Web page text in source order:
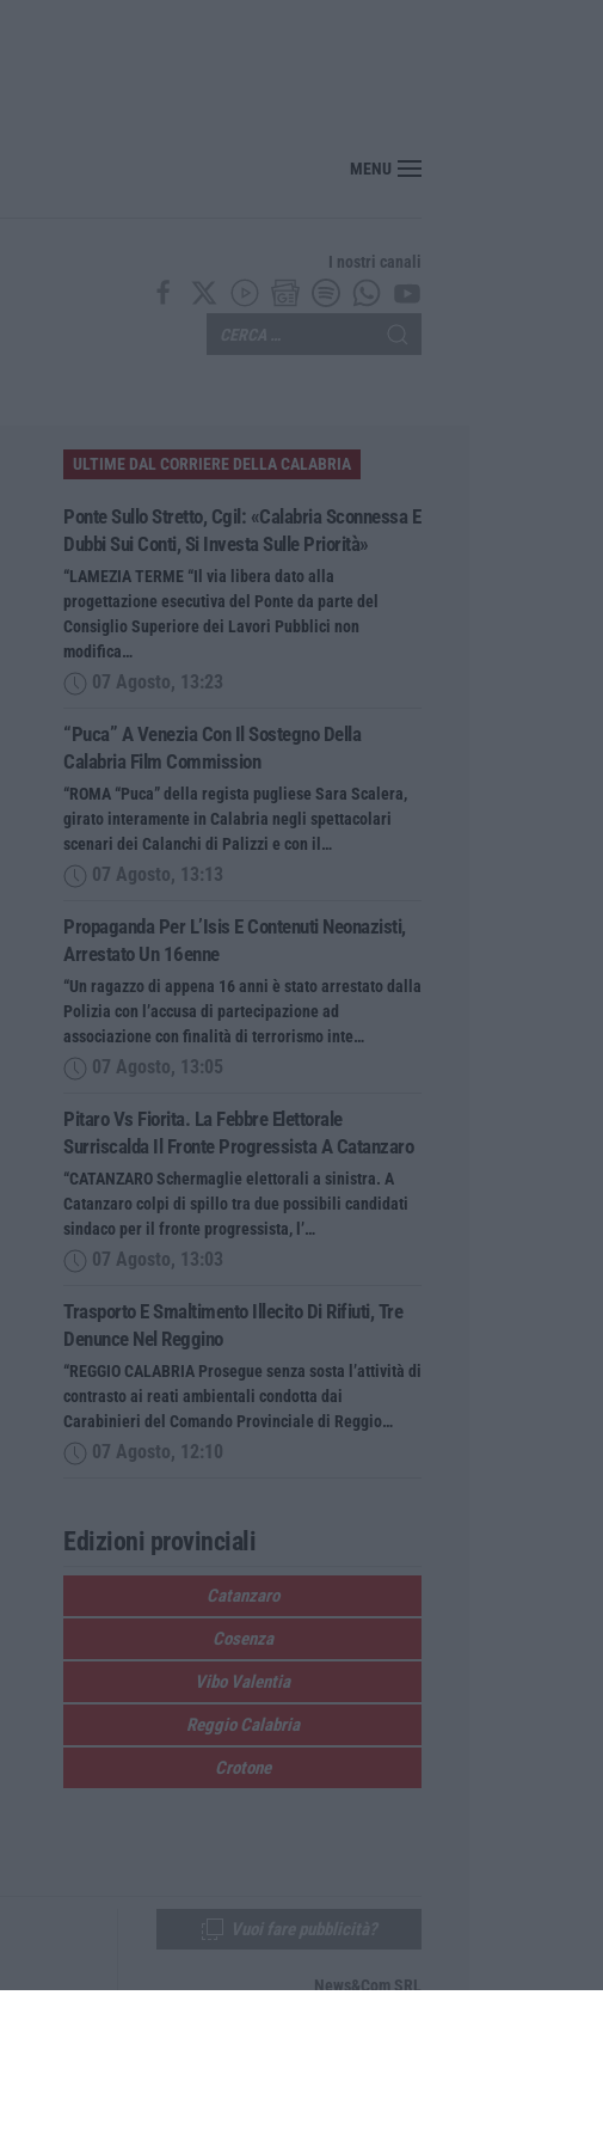
Propaganda per l’Isis e contenuti neonazisti, arrestato un 16enne
MENU
I nostri canali
ULTIME DAL CORRIERE DELLA CALABRIA
Ponte Sullo Stretto, Cgil: «Calabria Sconnessa E
Dubbi Sui Conti, Si Investa Sulle Priorità»
“LAMEZIA TERME “Il via libera dato alla
progettazione esecutiva del Ponte da parte del
Consiglio Superiore dei Lavori Pubblici non
modifica…
07 Agosto, 13:23
“Puca” A Venezia Con Il Sostegno Della
Calabria Film Commission
“ROMA “Puca” della regista pugliese Sara Scalera,
girato interamente in Calabria negli spettacolari
scenari dei Calanchi di Palizzi e con il…
07 Agosto, 13:13
Propaganda Per L’Isis E Contenuti Neonazisti,
Arrestato Un 16enne
“Un ragazzo di appena 16 anni è stato arrestato dalla
Polizia con l’accusa di partecipazione ad
associazione con finalità di terrorismo inte…
07 Agosto, 13:05
Pitaro Vs Fiorita. La Febbre Elettorale
Surriscalda Il Fronte Progressista A Catanzaro
“CATANZARO Schermaglie elettorali a sinistra. A
Catanzaro colpi di spillo tra due possibili candidati
sindaco per il fronte progressista, l’…
07 Agosto, 13:03
Trasporto E Smaltimento Illecito Di Rifiuti, Tre
Denunce Nel Reggino
“REGGIO CALABRIA Prosegue senza sosta l’attività di
contrasto ai reati ambientali condotta dai
Carabinieri del Comando Provinciale di Reggio…
07 Agosto, 12:10
Edizioni provinciali
Catanzaro
Cosenza
Vibo Valentia
Reggio Calabria
Crotone
News&Com SRL